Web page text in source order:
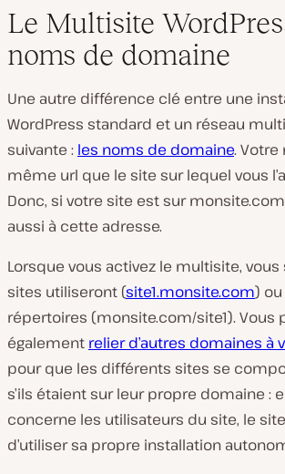
Le Multisite
noms de domaine
Une autre différence clé entre une
WordPress standard et un réseau
suivante : les noms de domaine. Votre
même url que le site sur lequel vous
Donc, si votre site est sur
aussi à cette adresse.
Lorsque vous activez le multisite,
sites utiliseront (site1.monsite.com)
répertoires (monsite.com/site1). Vous
également relier d’autres domaines à
pour que les différents sites se
s’ils étaient sur leur propre domaine :
concerne les utilisateurs du site, le site
d’utiliser sa propre installation